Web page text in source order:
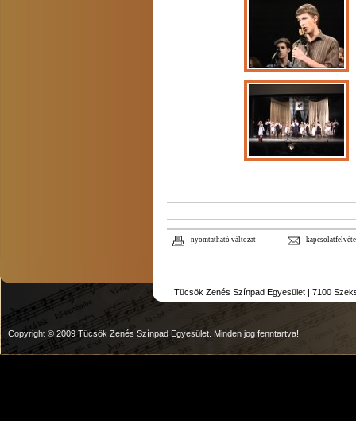
nyomtatható változat
Tücsök Zenés Színpad Egyesület | 7100
Copyright © 2009 Tücsök Zenés Színpad Egyesület. Minden jog fenntartva!